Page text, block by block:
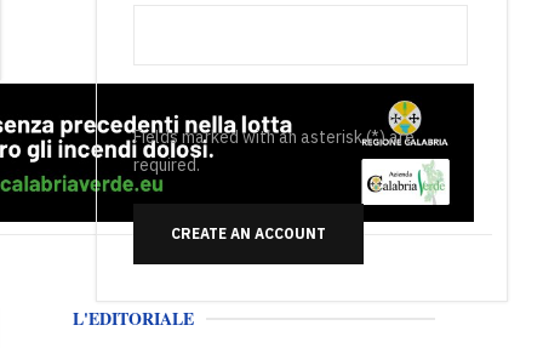
Fields marked with an asterisk (*) are
required.
CREATE AN ACCOUNT
L'EDITORIALE